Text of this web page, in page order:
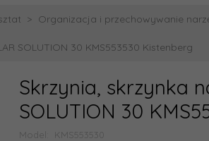
Organizacja i przechowywanie
SOLUTION 30 KMS553530 Kistenberg
Skrzynia, skrzynka
SOLUTION 30
Model: KMS553530